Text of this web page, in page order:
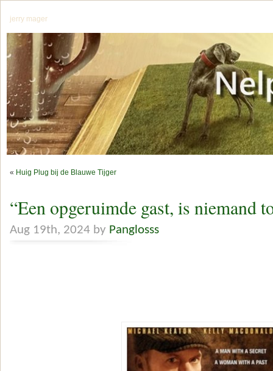
jerry mager
« Huig Plug bij de Blauwe Tijger
“Een opgeruimde gast, is niemand
Aug 19th, 2024 by Panglosss